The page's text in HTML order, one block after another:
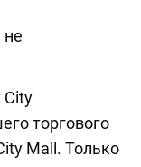
не
City
торгового
Mall. Только